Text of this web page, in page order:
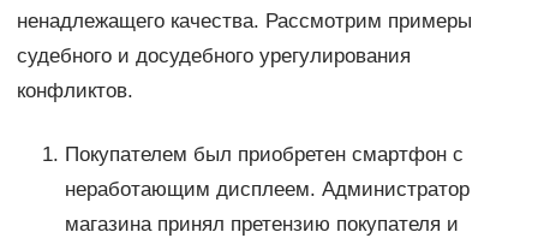
ненадлежащего качества. Рассмотрим примеры
судебного и досудебного урегулирования
конфликтов.
Покупателем был приобретен смартфон с
неработающим дисплеем. Администратор
магазина принял претензию покупателя и